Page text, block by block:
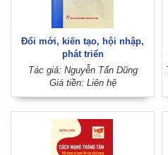
Đổi mới, kiến tạo, hội nhập,
phát triển
Tác giả: Nguyễn Tấn Dũng
Giá tiền: Liên hệ